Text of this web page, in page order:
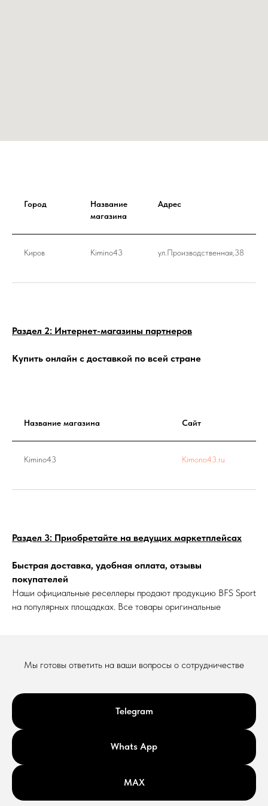
Город
Название
магазина
Адрес
Киров Kimino43 ул.Производственная,38
Раздел 2: Интернет-магазины партнеров
Купить онлайн с доставкой по всей стране
Название магазина Сайт
Kimino43 Kimono43.ru
Раздел 3: Приобретайте на ведущих маркетплейсах
Быстрая доставка, удобная оплата, отзывы
покупателей
Наши официальные реселлеры продают продукцию BFS Sport
на популярных площадках. Все товары оригинальные
Мы готовы ответить на ваши вопросы о сотрудничестве
Telegram
Whats App
MAX